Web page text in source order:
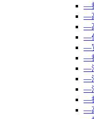
—
—
—
—
—
—
—
—
—
—
—